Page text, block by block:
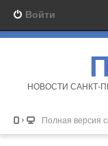
Войти
НОВОСТИ САНКТ-
Полная версия